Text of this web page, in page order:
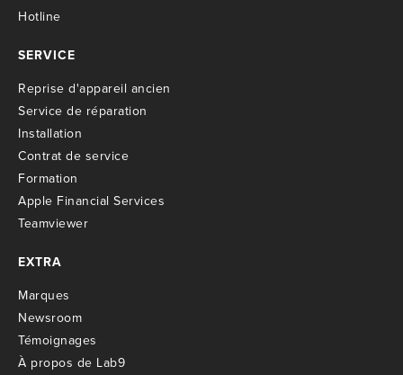
Hotline
SERVICE
Reprise d'appareil ancien
Service de réparation
Installation
Contrat de service
Formation
Apple Financial Services
Teamviewer
EXTRA
Marques
Newsroom
Témoignages
À propos de Lab9